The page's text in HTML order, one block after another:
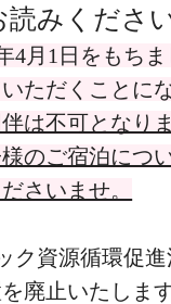
みください
4月1日をもち
ただくことに
は不可となり
のご宿泊につ
さいませ。
ク資源循環促
廃止いたしま